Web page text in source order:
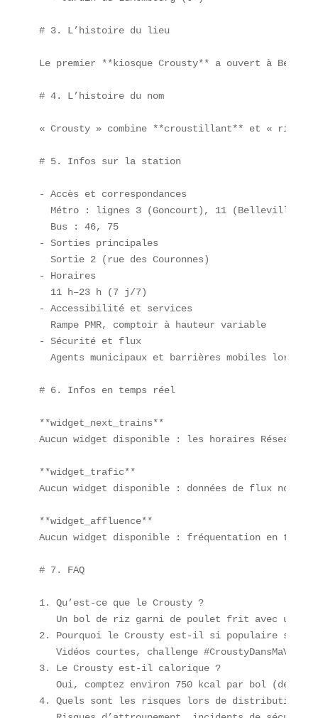
# 3. L’histoire du lieu
Le premier **kiosque Crousty** a ouvert à
# 4. L’histoire du nom
« Crousty » combine **croustillant** et « rice
# 5. Infos sur la station
- Accès et correspondances
  Métro : lignes 3 (Goncourt), 11 (Belleville)
  Bus : 46, 75
- Sorties principales
  Sortie 2 (rue des Couronnes)
- Horaires
  11 h–23 h (7 j/7)
- Accessibilité et services
  Rampe PMR, comptoir à hauteur variable
- Sécurité et flux
Agents municipaux et barrières mobiles lors
# 6. Infos en temps réel
**widget_next_trains**
Aucun widget disponible : les horaires Réseaux
**widget_trafic**
Aucun widget disponible : données de flux non
**widget_affluence**
Aucun widget disponible : fréquentation en
# 7. FAQ
1. Qu’est-ce que le Crousty ?
Un bol de riz garni de poulet frit avec une
2. Pourquoi le Crousty est-il si populaire sur
Vidéos courtes, challenge
3. Le Crousty est-il calorique ?
Oui, comptez environ 750 kcal par bol
4. Quels sont les risques lors de distribution